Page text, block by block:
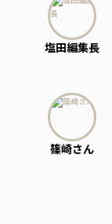
塩田編集長
篠崎さん